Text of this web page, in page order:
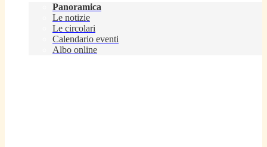
Panoramica
Le notizie
Le circolari
Calendario eventi
Albo online